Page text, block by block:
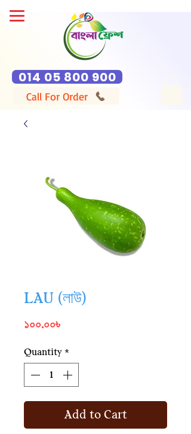
014 05 800 900
Call For Order
LAU (লাউ)
১০০.০০৳Price
Quantity *
Add to Cart